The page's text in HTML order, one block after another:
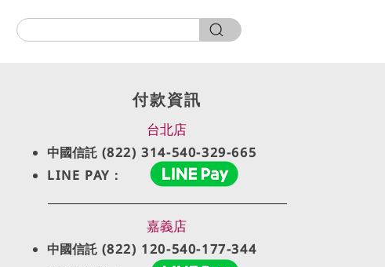
付款資訊
台北店
中國信託(822) 314-540-329-665
LINE PAY：
嘉義店
中國信託(822) 120-540-177-344